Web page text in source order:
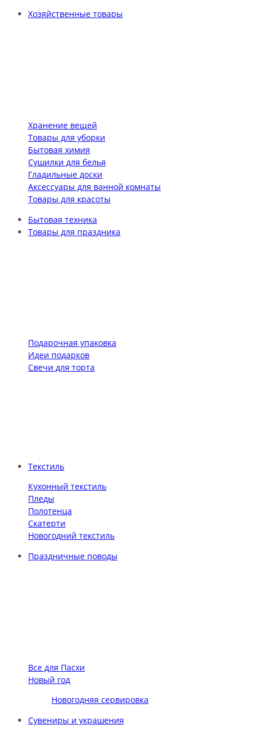
Хозяйственные товары
Хранение вещей
Товары для уборки
Бытовая химия
Сушилки для белья
Гладильные доски
Аксессуары для ванной комнаты
Товары для красоты
Бытовая техника
Товары для праздника
Подарочная упаковка
Идеи подарков
Свечи для торта
Текстиль
Кухонный текстиль
Пледы
Полотенца
Скатерти
Новогодний текстиль
Праздничные поводы
Все для Пасхи
Новый год
Новогодняя сервировка
Сувениры и украшения